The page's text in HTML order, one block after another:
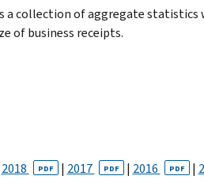
collection of aggregate statistics
of business receipts.
2018 PDF | 2017 PDF | 2016 PDF |